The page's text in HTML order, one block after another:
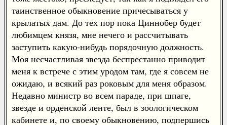
таинственное обыкновение причесываться у
крылатых дам. До тех пор пока Циннобер будет
любимцем князя, мне нечего и рассчитывать
заступить какую-нибудь порядочную должность.
Моя несчастливая звезда беспрестанно приводит
меня к встрече с этим уродом там, где я совсем не
ожидаю, и всякий раз роковым для меня образом.
Недавно министр во всем параде, при шпаге,
звезде и орденской ленте, был в зоологическом
кабинете и, по своему обыкновению, подпершись